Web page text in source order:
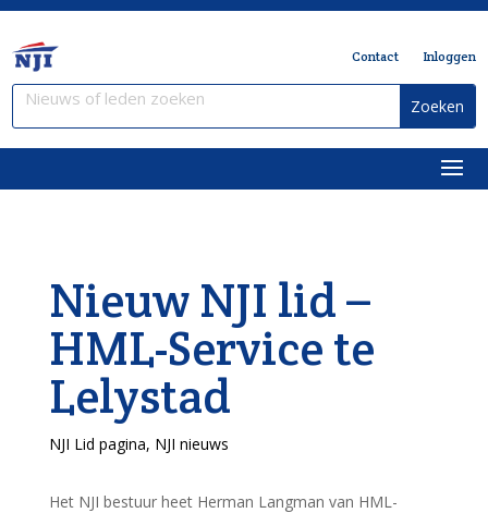
Contact Inloggen
Nieuw NJI lid –
HML-Service te
Lelystad
NJI Lid pagina, NJI nieuws
Het NJI bestuur heet Herman Langman van HML-